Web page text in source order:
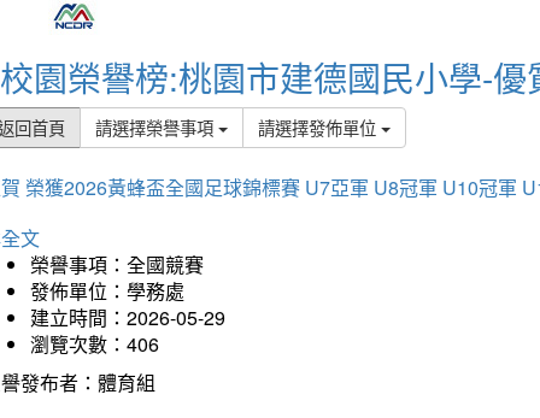
校園榮譽榜:桃園市建德國民小學-優
回首頁 請選擇榮譽事項 請選擇發佈單位
榮獲2026黃蜂盃全國足球錦標賽 U7亞軍 U8冠軍 U10冠軍
文
榮譽事項：全國競賽
發佈單位：學務處
建立時間：2026-05-29
瀏覽次數：406
發布者：體育組